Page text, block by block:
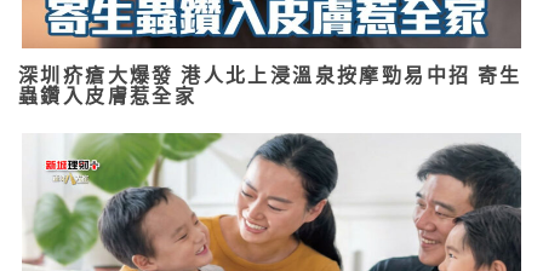
深圳疥瘡大爆發 港人北上浸溫泉按摩勁易中招 寄生
蟲鑽入皮膚惹全家